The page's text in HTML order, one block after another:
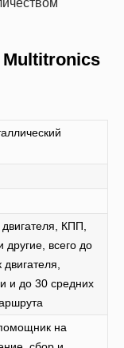
КПП,
другие, всего до
и до 30 средних
на